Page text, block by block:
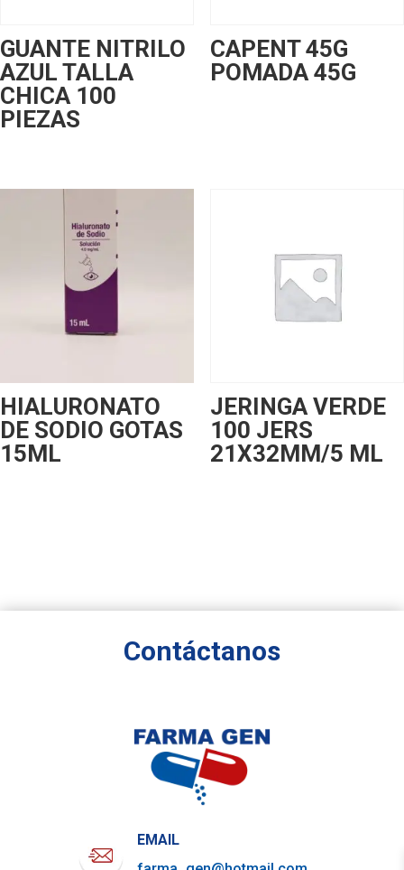
GUANTE NITRILO
AZUL TALLA
CHICA 100
PIEZAS
CAPENT 45G
POMADA 45G
HIALURONATO
DE SODIO GOTAS
15ML
JERINGA VERDE
100 JERS
21X32MM/5 ML
Contáctanos
EMAIL